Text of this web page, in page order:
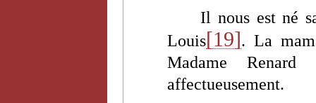
Il nous est né
Louis[19]. La
Madame
affectueusement.